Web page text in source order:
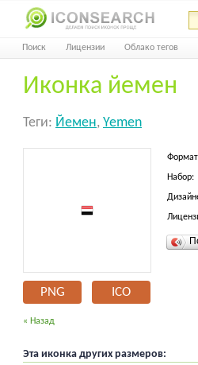
Поиск Лицензии Облако тегов
Иконка йемен
Теги: Йемен, Yemen
PNG ICO
Набор:
« Назад
Эта иконка других размеров: